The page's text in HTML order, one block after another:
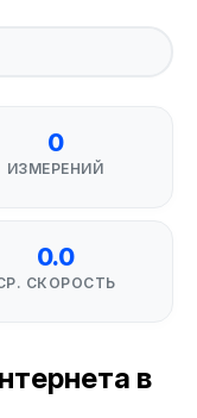
0
ИЗМЕРЕНИЙ
0.0
СКОРОСТЬ
в